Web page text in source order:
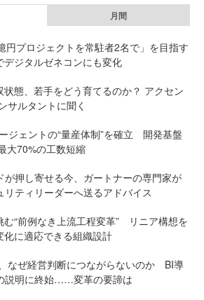
月間
円プロジェクトを常駐者2名で」を目指す
デジタルゼネコンにも変化
状態、若手をどう育てるのか？ アクセン
サルタントに聞く
ジェントの“量産体制”を確立 開発基盤
大70%の工数短縮
が押し寄せる今、ガートナーの専門家が
リティリーダーへ送るアドバイス
む“前例なき上流工程変革” リニア構想を
化に適応できる組織設計
なぜ経営判断につながらないのか BI導
説明に終始……変革の要諦は